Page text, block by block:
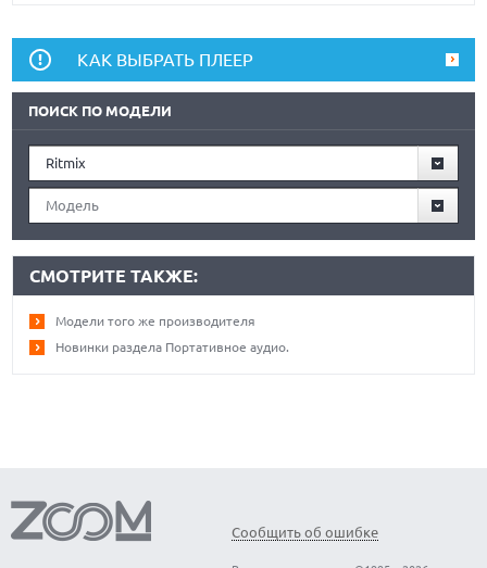
КАК ВЫБРАТЬ ПЛЕЕР
ПОИСК ПО МОДЕЛИ
Ritmix
Модель
СМОТРИТЕ ТАКЖЕ:
Модели того же производителя
Новинки раздела Портативное аудио.
Сообщить об ошибке